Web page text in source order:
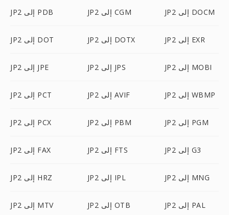
JP2 إلى PDB JP2 إلى CGM JP2 إلى DOCM
JP2 إلى DOT JP2 إلى DOTX JP2 إلى EXR
JP2 إلى JPE JP2 إلى JPS JP2 إلى MOBI
JP2 إلى PCT JP2 إلى AVIF JP2 إلى WBMP
JP2 إلى PCX JP2 إلى PBM JP2 إلى PGM
JP2 إلى FAX JP2 إلى FTS JP2 إلى G3
JP2 إلى HRZ JP2 إلى IPL JP2 إلى MNG
JP2 إلى MTV JP2 إلى OTB JP2 إلى PAL